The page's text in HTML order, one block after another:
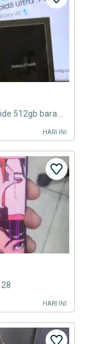
HARI INI
HARI INI